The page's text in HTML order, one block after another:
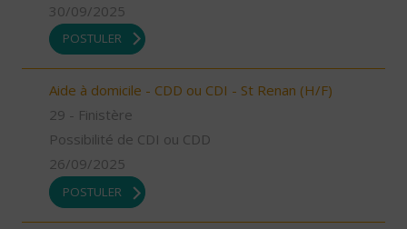
30/09/2025
POSTULER
Aide à domicile - CDD ou CDI - St Renan (H/F)
29 - Finistère
Possibilité de CDI ou CDD
26/09/2025
POSTULER